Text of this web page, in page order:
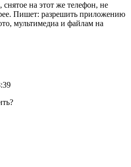
снятое на этот же телефон, не
Пишет: разрешить приложению
мультимедиа и файлам на